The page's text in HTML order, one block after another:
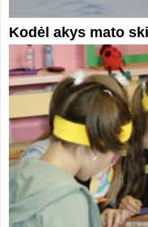
Kodėl akys mato